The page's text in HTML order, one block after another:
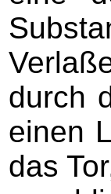
durch
einen
das